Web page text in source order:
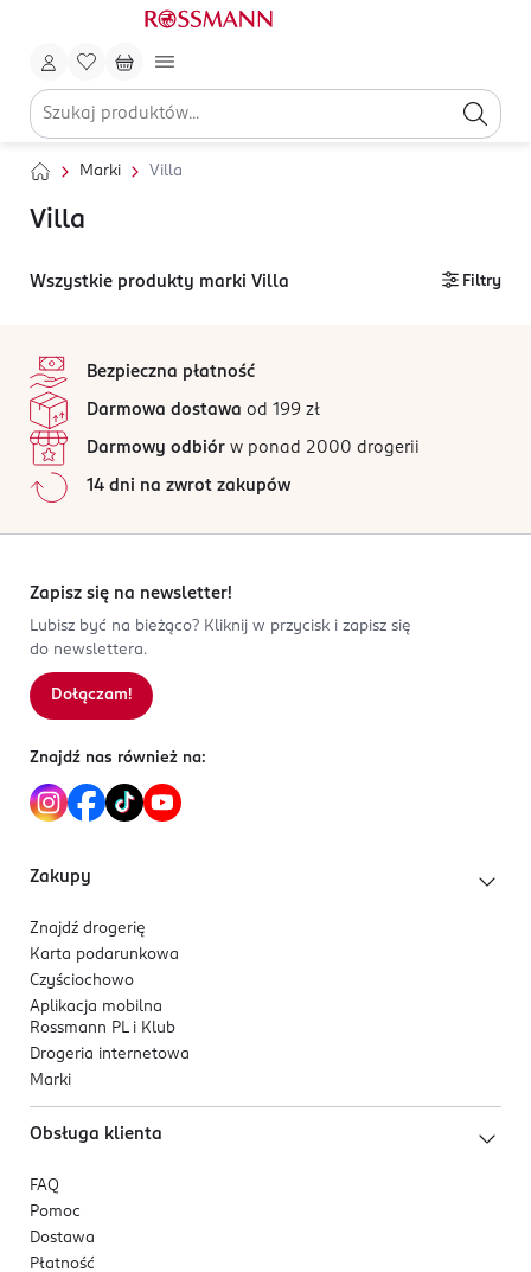
Marki Villa
Villa
Wszystkie produkty marki Villa Filtry
Bezpieczna płatność
Darmowa dostawa od 199 zł
Darmowy odbiór w ponad 2000 drogerii
14 dni na zwrot zakupów
Zapisz się na newsletter!
Lubisz być na bieżąco? Kliknij w przycisk i zapisz się
do newslettera.
Dołączam!
Znajdź nas również na:
Zakupy
Znajdź drogerię
Karta podarunkowa
Czyściochowo
Aplikacja mobilna
Rossmann PL i Klub
Drogeria internetowa
Marki
Obsługa klienta
FAQ
Pomoc
Dostawa
Płatność